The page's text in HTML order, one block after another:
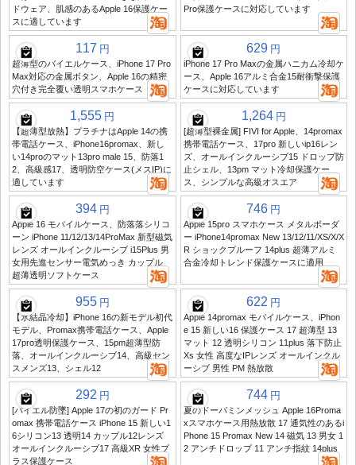
ドウェア、肌感のあるApple 16保護ケー
スに適しています
Pro保護ケースに対応しています
117 円
超薄型のバイエルケース、iPhone 17 Pro
Max対応の金属ボタン、Apple 16の精密
穴付き完全覆い透明スマホケース
629 円
iPhone 17 Pro Maxの金属ハニカム冷却ケ
ース、Apple 16アルミ合金15耐衝撃保護
ケースに対応しています
1,555 円
【超薄型放熱】プラチナはApple 14の携
帯電話ケース、iPhone16promax、新し
い14proのマット13pro male 15、防落1
2、高級感17、透明防空ケース(メスIP)に
適しています
1,264 円
[超薄型裸金属] FIVI for Apple、14promax
携帯電話ケース、17pro 新しいip16レン
ズ、オールインクルーシブ15 ドロップ防
止シェル、13pm マット冷却保護ケー
ス、シンプルな高級オスエア
394 円
Apple 16 モバイルケース、防落落シリコ
ーン iPhone 11/12/13/14ProMax 新型磁気
レンズ オールインクルーシブ i15Plus 男
女用先進センサー電気めっき カップル
超薄透明ソフトケース
746 円
Apple 15pro スマホケース メタルボーダ
ー iPhone14promax New 13/12/11/XS/X/X
R ショックプルーフ 14plus 超薄アルミ
合金冷却トレンド保護ケースに適用
955 円
【氷結晶冷却】iPhone 16の新モデル初代
モデル、Promax携帯電話ケース、Apple
17pro透明保護ケース、15pm超薄型防
落、オールインクルーシブ14、高級セン
スメンズ13、シェル12
622 円
Apple 14promax モバイルケース、iPhon
e 15 新しい16 保護ケース 17 超薄型 13
マット 12 透明シリコン 11plus 落下防止
Xs 女性 高度なIPレンズ オールインクル
ーシブ 男性 PM 熱放散
292 円
[バイエル防墜] Apple 17の初のガード Pr
omax 携帯電話ケース iPhone 15 新しい1
6シリコン13 透明14 カップル12レンズ
オールインクルーシブ17 高級XR 女性プ
ラス保護ケース
744 円
夏のドーパミンメッシュ Apple 16Proma
xスマホケース用熱放散 17 通気性のあるi
Phone 15 Promax New 14 磁気 13 男女 1
2 アンチドロップ 11 アンチ指紋 14plus